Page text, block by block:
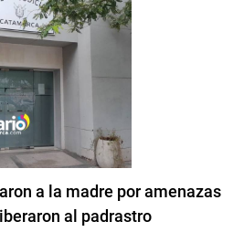
a la madre por amenazas
al padrastro